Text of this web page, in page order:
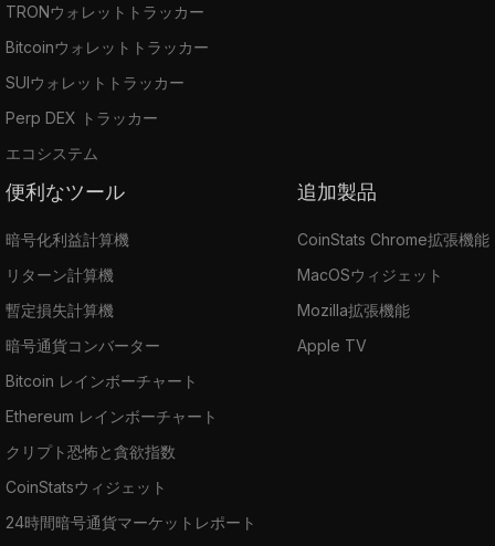
TRONウォレットトラッカー
Bitcoinウォレットトラッカー
SUIウォレットトラッカー
Perp DEX トラッカー
エコシステム
便利なツール
暗号化利益計算機
リターン計算機
暫定損失計算機
暗号通貨コンバーター
Bitcoin レインボーチャート
Ethereum レインボーチャート
クリプト恐怖と貪欲指数
CoinStatsウィジェット
24時間暗号通貨マーケットレポート
追加製品
CoinStats Chrome拡張機能
MacOSウィジェット
Mozilla拡張機能
Apple TV